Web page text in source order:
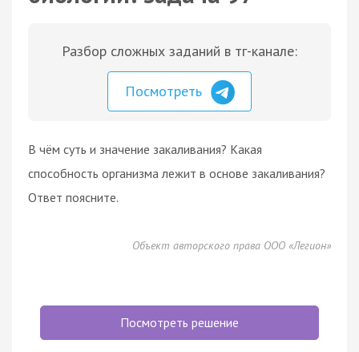
Разбор сложных заданий в тг-канале:
Посмотреть
В чём суть и значение закаливания? Какая
способность организма лежит в основе закаливания?
Ответ поясните.
Объект авторского права ООО «Легион»
Посмотреть решение